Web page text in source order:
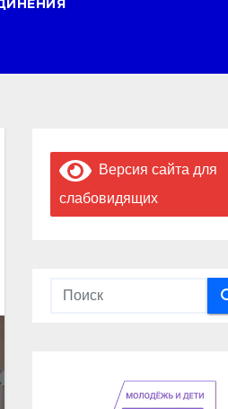
Версия сайта для
слабовидящих